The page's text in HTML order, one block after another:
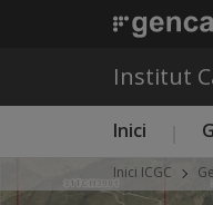
Institut
Menú
Inici
Inici ICGC